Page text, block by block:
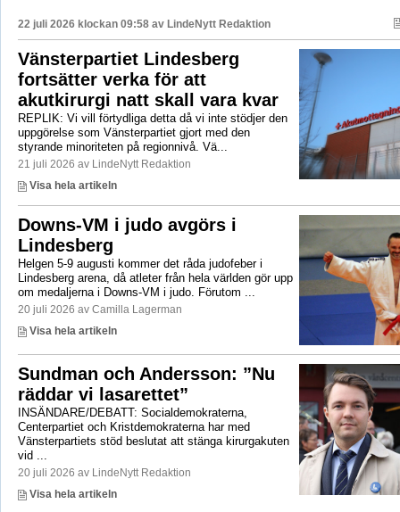
22 juli 2026 klockan 09:58 av LindeNytt Redaktion
Vänsterpartiet Lindesberg
fortsätter verka för att
akutkirurgi natt skall vara kvar
REPLIK: Vi vill förtydliga detta då vi inte stödjer den
uppgörelse som Vänsterpartiet gjort med den
styrande minoriteten på regionnivå. Vä...
21 juli 2026 av LindeNytt Redaktion
Visa hela artikeln
Downs-VM i judo avgörs i
Lindesberg
Helgen 5-9 augusti kommer det råda judofeber i
Lindesberg arena, då atleter från hela världen gör upp
om medaljerna i Downs-VM i judo. Förutom ...
20 juli 2026 av Camilla Lagerman
Visa hela artikeln
Sundman och Andersson: ”Nu
räddar vi lasarettet”
INSÄNDARE/DEBATT: Socialdemokraterna,
Centerpartiet och Kristdemokraterna har med
Vänsterpartiets stöd beslutat att stänga kirurgakuten
vid ...
20 juli 2026 av LindeNytt Redaktion
Visa hela artikeln